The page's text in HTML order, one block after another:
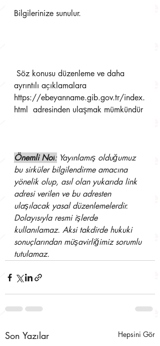
Bilgilerinize sunulur.
ayrıntılı açıklamalara
https://ebeyanname.gib.gov.tr/index.
html  adresinden ulaşmak mümkündür
Önemli Not: Yayınlamış olduğumuz
bu sirküler bilgilendirme amacına
yönelik olup, asıl olan yukarıda link
adresi verilen ve bu adresten
ulaşılacak yasal düzenlemelerdir.
Dolayısıyla resmi işlerde
kullanılamaz. Aksi takdirde hukuki
sonuçlarından müşavirliğimiz sorumlu
tutulamaz.
Son Yazılar Hepsini Gör